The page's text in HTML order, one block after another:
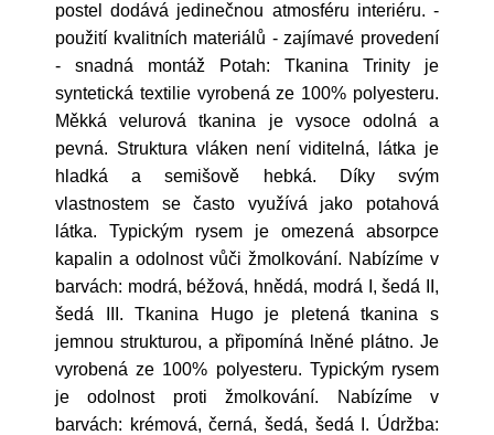
postel dodává jedinečnou atmosféru interiéru. -
použití kvalitních materiálů - zajímavé provedení
- snadná montáž Potah: Tkanina Trinity je
syntetická textilie vyrobená ze 100% polyesteru.
Měkká velurová tkanina je vysoce odolná a
pevná. Struktura vláken není viditelná, látka je
hladká a semišově hebká. Díky svým
vlastnostem se často využívá jako potahová
látka. Typickým rysem je omezená absorpce
kapalin a odolnost vůči žmolkování. Nabízíme v
barvách: modrá, béžová, hnědá, modrá I, šedá II,
šedá III. Tkanina Hugo je pletená tkanina s
jemnou strukturou, a připomíná lněné plátno. Je
vyrobená ze 100% polyesteru. Typickým rysem
je odolnost proti žmolkování. Nabízíme v
barvách: krémová, černá, šedá, šedá I. Údržba: